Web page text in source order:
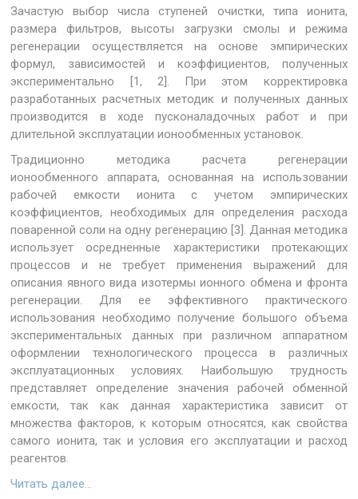
Зачастую выбор числа ступеней очистки, типа ионита,
размера фильтров, высоты загрузки смолы и режима
регенерации осуществляется на основе эмпирических
формул, зависимостей и коэффициентов, полученных
экспериментально [1, 2]. При этом корректировка
разработанных расчетных методик и полученных данных
производится в ходе пусконаладочных работ и при
длительной эксплуатации ионообменных установок.
Традиционно методика расчета регенерации
ионообменного аппарата, основанная на использовании
рабочей емкости ионита с учетом эмпирических
коэффициентов, необходимых для определения расхода
поваренной соли на одну регенерацию [3]. Данная методика
использует осредненные характеристики протекающих
процессов и не требует применения выражений для
описания явного вида изотермы ионного обмена и фронта
регенерации. Для ее эффективного практического
использования необходимо получение большого объема
экспериментальных данных при различном аппаратном
оформлении технологического процесса в различных
эксплуатационных условиях. Наибольшую трудность
представляет определение значения рабочей обменной
емкости, так как данная характеристика зависит от
множества факторов, к которым относятся, как свойства
самого ионита, так и условия его эксплуатации и расход
реагентов.
Читать далее…